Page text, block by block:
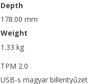
Depth
178.00 mm
Weight
1.33 kg
TPM 2.0
USB-s magyar billentyűzet